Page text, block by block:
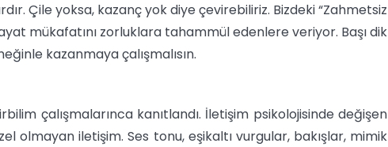
Çile yoksa, kazanç yok diye çevirebiliriz. Bizdeki “Zahmetsiz
mükafatını zorluklara tahammül edenlere veriyor. Başı dik
kazanmaya çalışmalısın.
çalışmalarınca kanıtlandı. İletişim psikolojisinde değişen
olmayan iletişim. Ses tonu, eşikaltı vurgular, bakışlar, mimik